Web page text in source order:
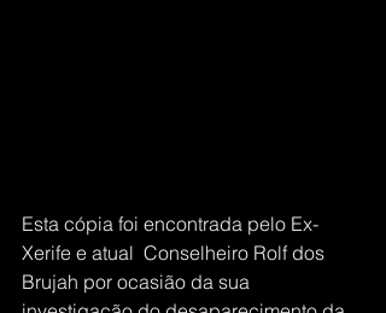
Esta cópia foi encontrada pelo Ex-
Xerife e atual  Conselheiro Rolf dos
Brujah por ocasião da sua